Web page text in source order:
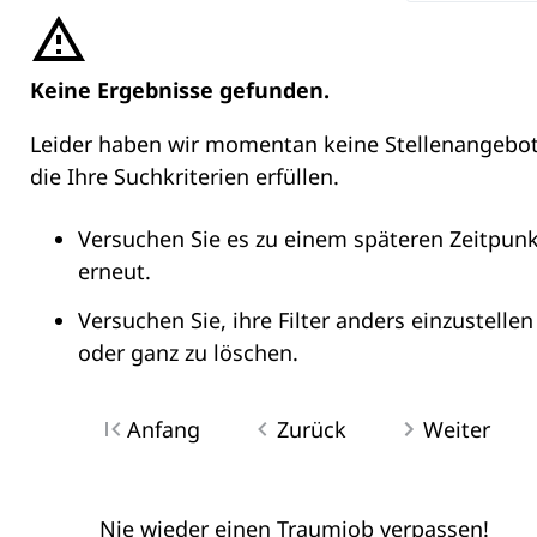
Keine Ergebnisse gefunden.
Leider haben wir momentan keine
die Ihre Suchkriterien erfüllen.
Versuchen Sie es zu einem späteren
erneut.
Versuchen Sie, ihre Filter anders einzustellen
oder ganz zu löschen.
Anfang Zurück Weiter
Nie wieder einen Traumjob verpassen!